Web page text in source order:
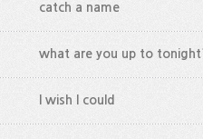
catch a name
what are you up to
I wish I could